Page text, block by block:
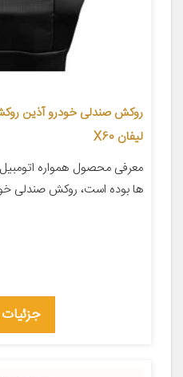
لیفان X60
معرفی محصول همواره
ها بوده است، روکش صندلی